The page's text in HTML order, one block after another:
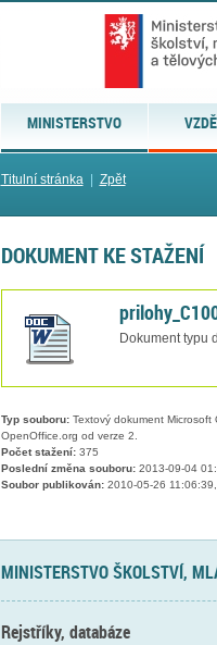
MINISTERSTVO
Titulní stránka| Zpět
DOKUMENT KE STAŽENÍ
Dokument typu
Typ souboru:Textový dokument Microsoft
OpenOffice.org od verze 2.
Počet stažení:375
Poslední změna souboru:2013-09-04
Soubor publikován:2010-05-26 11:06:39,
MINISTERSTVO ŠKOLSTVÍ,
Rejstříky, databáze